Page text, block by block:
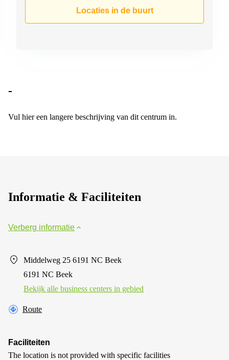
Kantoorruimte
Bedrijfsruimte
Locaties in de buurt
-
Vul hier een langere beschrijving van dit centrum in.
Informatie & Faciliteiten
Verberg informatie
Middelweg 25 6191 NC Beek
6191 NC Beek
Bekijk alle business centers in gebied
Route
Faciliteiten
The location is not provided with specific facilities